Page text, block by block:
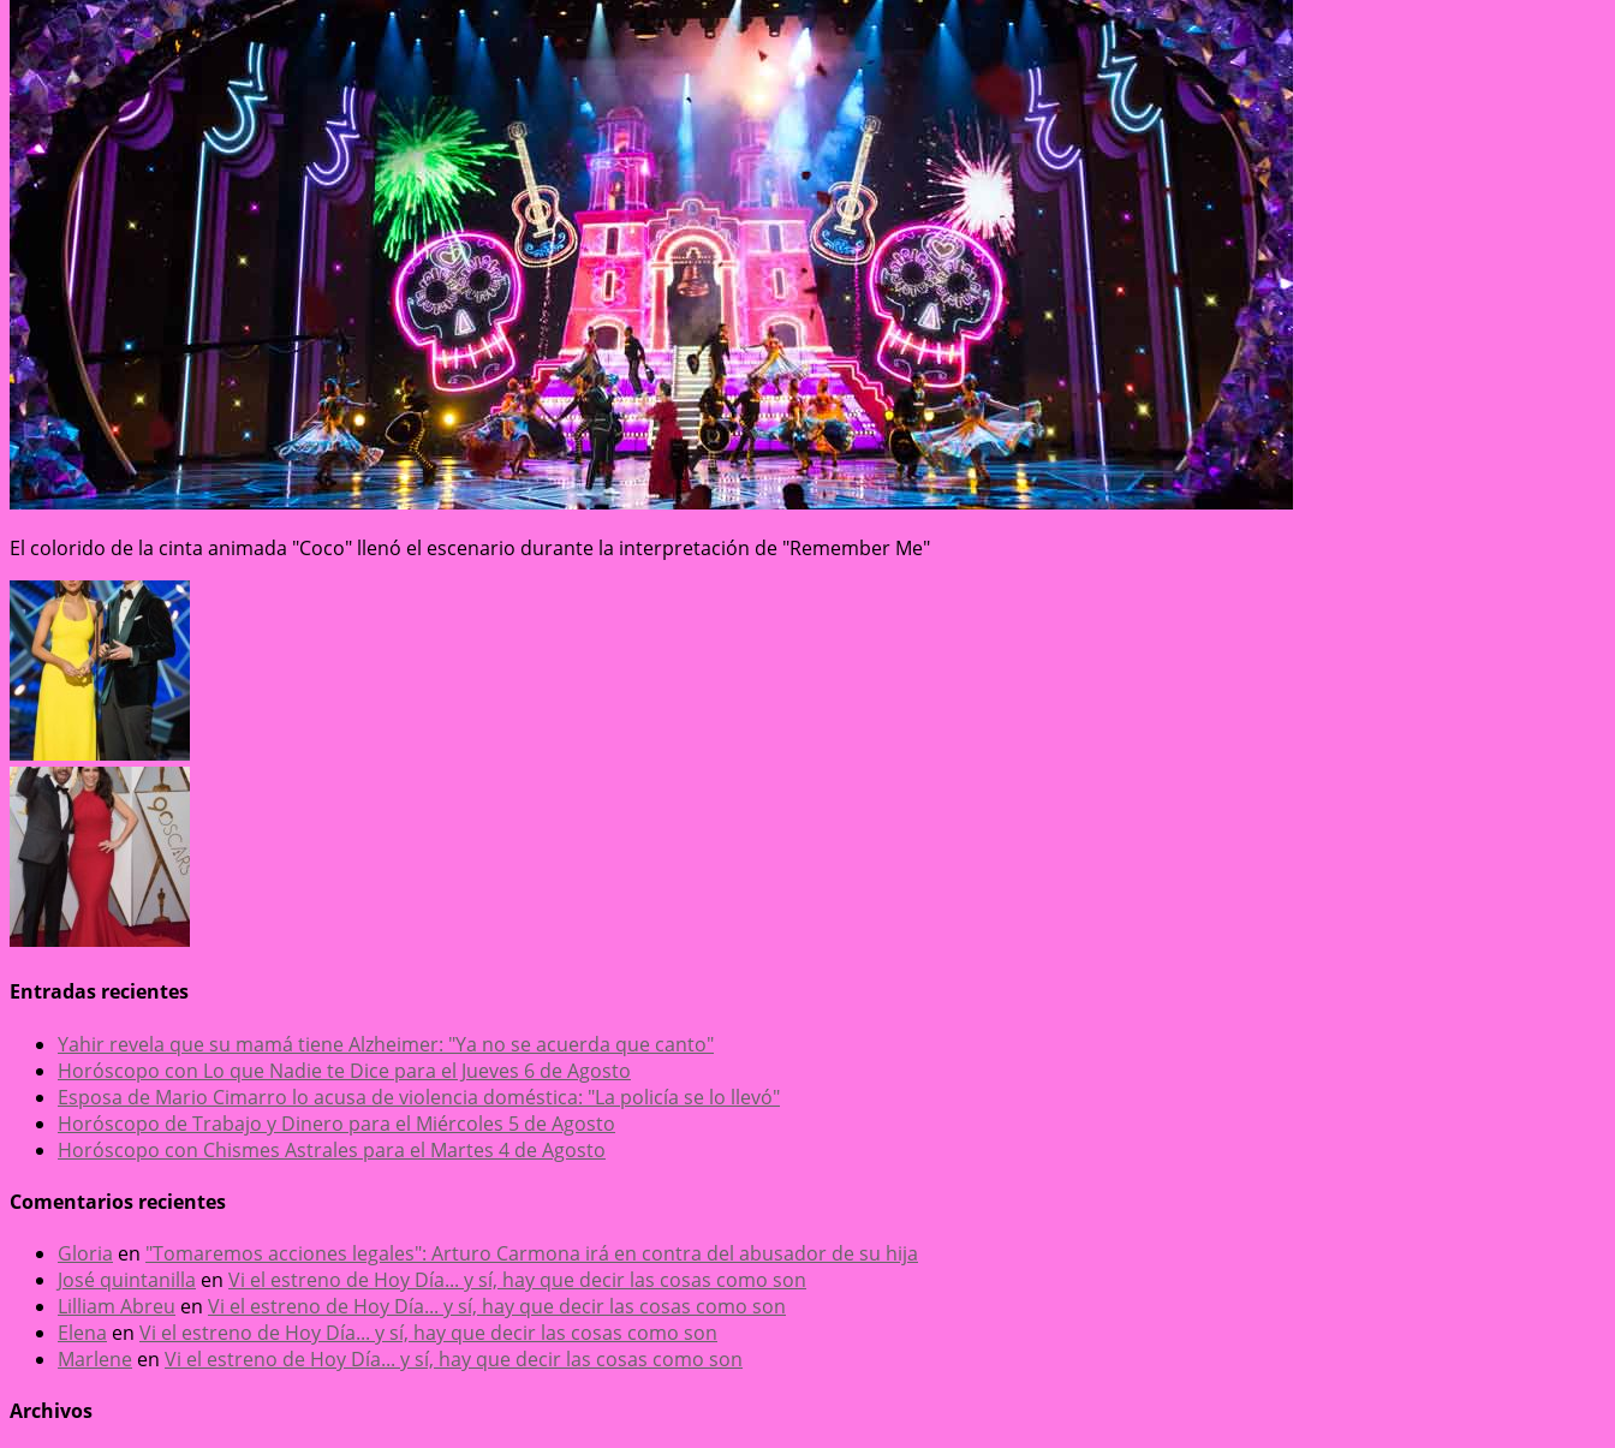
El colorido de la cinta animada "Coco" llenó el escenario durante la interpretación de "Remember Me"
Entradas recientes
Yahir revela que su mamá tiene Alzheimer: "Ya no se acuerda que canto"
Horóscopo con Lo que Nadie te Dice para el Jueves 6 de Agosto
Esposa de Mario Cimarro lo acusa de violencia doméstica: "La policía se lo llevó"
Horóscopo de Trabajo y Dinero para el Miércoles 5 de Agosto
Horóscopo con Chismes Astrales para el Martes 4 de Agosto
Comentarios recientes
Gloria en "Tomaremos acciones legales": Arturo Carmona irá en contra del abusador de su hija
José quintanilla en Vi el estreno de Hoy Día... y sí, hay que decir las cosas como son
Lilliam Abreu en Vi el estreno de Hoy Día... y sí, hay que decir las cosas como son
Elena en Vi el estreno de Hoy Día... y sí, hay que decir las cosas como son
Marlene en Vi el estreno de Hoy Día... y sí, hay que decir las cosas como son
Archivos